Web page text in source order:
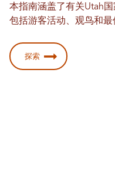
本指南涵盖了有关Utah
包括游客活动、观鸟和最
探索